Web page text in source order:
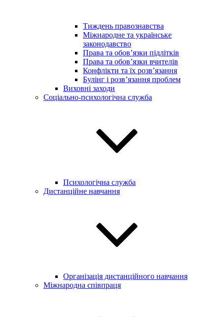
Тиждень правознавства
Міжнародне та українське
законодавство
Права та обов’язки підлітків
Права та обов’язки вчителів
Конфлікти та їх розв’язання
Булінг і розв’язання проблем
Виховні заходи
Соціально-психологічна служба
Психологічна служба
Дистанційне навчання
Організація дистанційного навчання
Міжнародна співпраця